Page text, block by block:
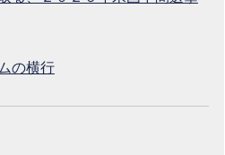
の横行